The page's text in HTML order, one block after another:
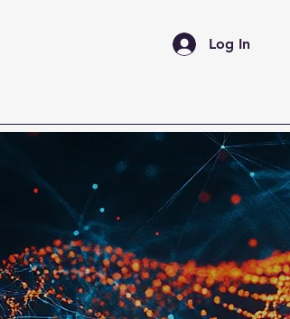
Log In